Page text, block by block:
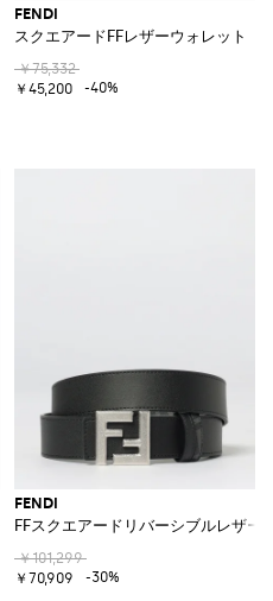
FENDI
スクエアードFFレザーウォレット
￥75,332
￥45,200
-40%
FENDI
FFスクエアードリバーシブルレザー
￥101,299
￥70,909
-30%